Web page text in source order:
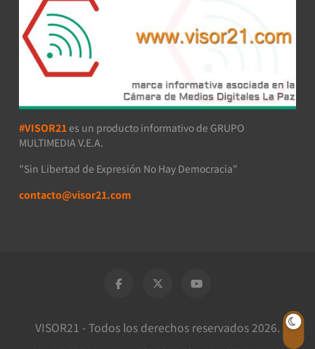
#VISOR21 es un producto informativo de GRUPO
MULTIMEDIA V.E.A.
"Sin Libertad de Expresión No Hay Democracia"
contacto@visor21.com
VISOR21 - Todos los derechos reservados 2026.